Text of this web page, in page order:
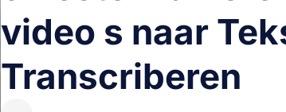
video s naar
Transcriberen